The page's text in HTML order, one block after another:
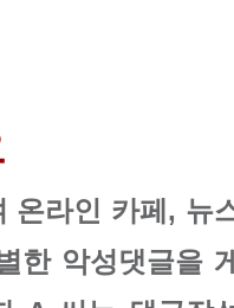
온라인 카페, 뉴
한 악성댓글을